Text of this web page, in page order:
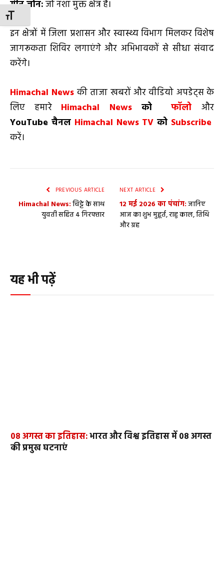
TOGGLE FONT SIZE
ग्रीन जोन:जो नशा मुक्त क्षेत्र हैं।
इन क्षेत्रों में जिला प्रशासन और स्वास्थ्य विभाग मिलकर विशेष
जागरूकता शिविर लगाएंगे और अभिभावकों से सीधा संवाद
करेंगे।
Himachal News की ताजा खबरों और वीडियो अपडेट्स के
लिए हमारे Himachal News को फॉलो
और
YouTube चैनल Himachal News TVको Subscribe
करें।
PREVIOUS ARTICLE
Himachal News:चिट्टे के साथ
युवती सहित 4 गिरफ्तार
NEXT ARTICLE
­­­­12 मई 2026 का पंचांग:जानिए
आज का शुभ मुहूर्त, राहु काल, तिथि
और ग्रह
यह भी पढ़ें
08 अगस्त का इतिहास:भारत और विश्व इतिहास में 08 अगस्त
की प्रमुख घटनाएं